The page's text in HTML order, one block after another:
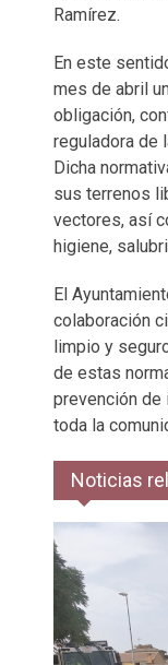
Ramírez.
En este
mes de abril
obligación,
reguladora de
Dicha
sus terrenos
vectores, así
higiene,
El
colaboración
limpio y
de estas
prevención de
toda la
Noticias